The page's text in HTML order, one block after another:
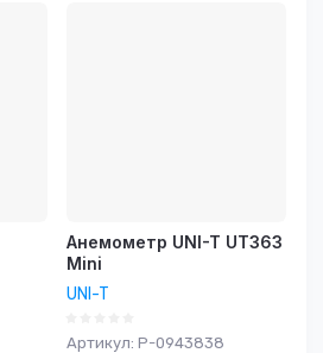
Анемометр UNI-T UT363
Mini
UNI-T
Артикул: P-0943838